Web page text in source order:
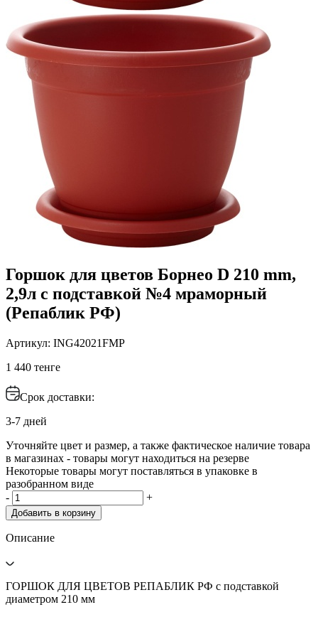
Горшок для цветов Борнео D 210 mm,
2,9л с подставкой №4 мраморный
(Репаблик РФ)
Артикул: ING42021FМР
1 440 тенге
Срок доставки:
3-7 дней
Уточняйте цвет и размер, а также фактическое наличие товара
в магазинах - товары могут находиться на резерве
Некоторые товары могут поставляться в упаковке в
разобранном виде
-
+
Добавить в корзину
Описание
ГОРШОК ДЛЯ ЦВЕТОВ РЕПАБЛИК РФ с подставкой
диаметром 210 мм